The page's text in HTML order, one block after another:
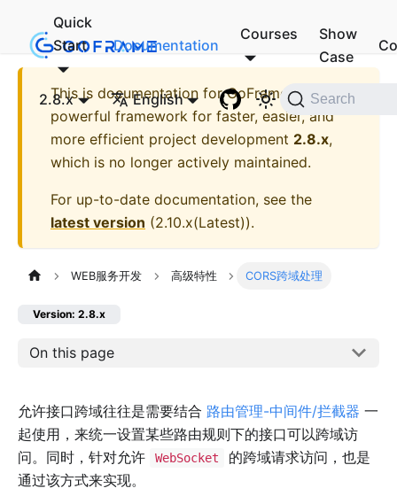
Quick
Start
Documentation
Courses
Show
Case
2.8.x English Search
This is documentation forGoFrame - A
powerful framework for faster, easier, and
more efficient project development 2.8.x,
which is no longer actively maintained.
For up-to-date documentation, see the
latest version (2.10.x(Latest)).
WEB服务开发 高级特性 CORS跨域处理
Version: 2.8.x
On this page
允许接口跨域往往是需要结合 路由管理-中间件/拦截器 一
起使用，来统一设置某些路由规则下的接口可以跨域访
问。同时，针对允许
WebSocket
的跨域请求访问，也是
通过该方式来实现。